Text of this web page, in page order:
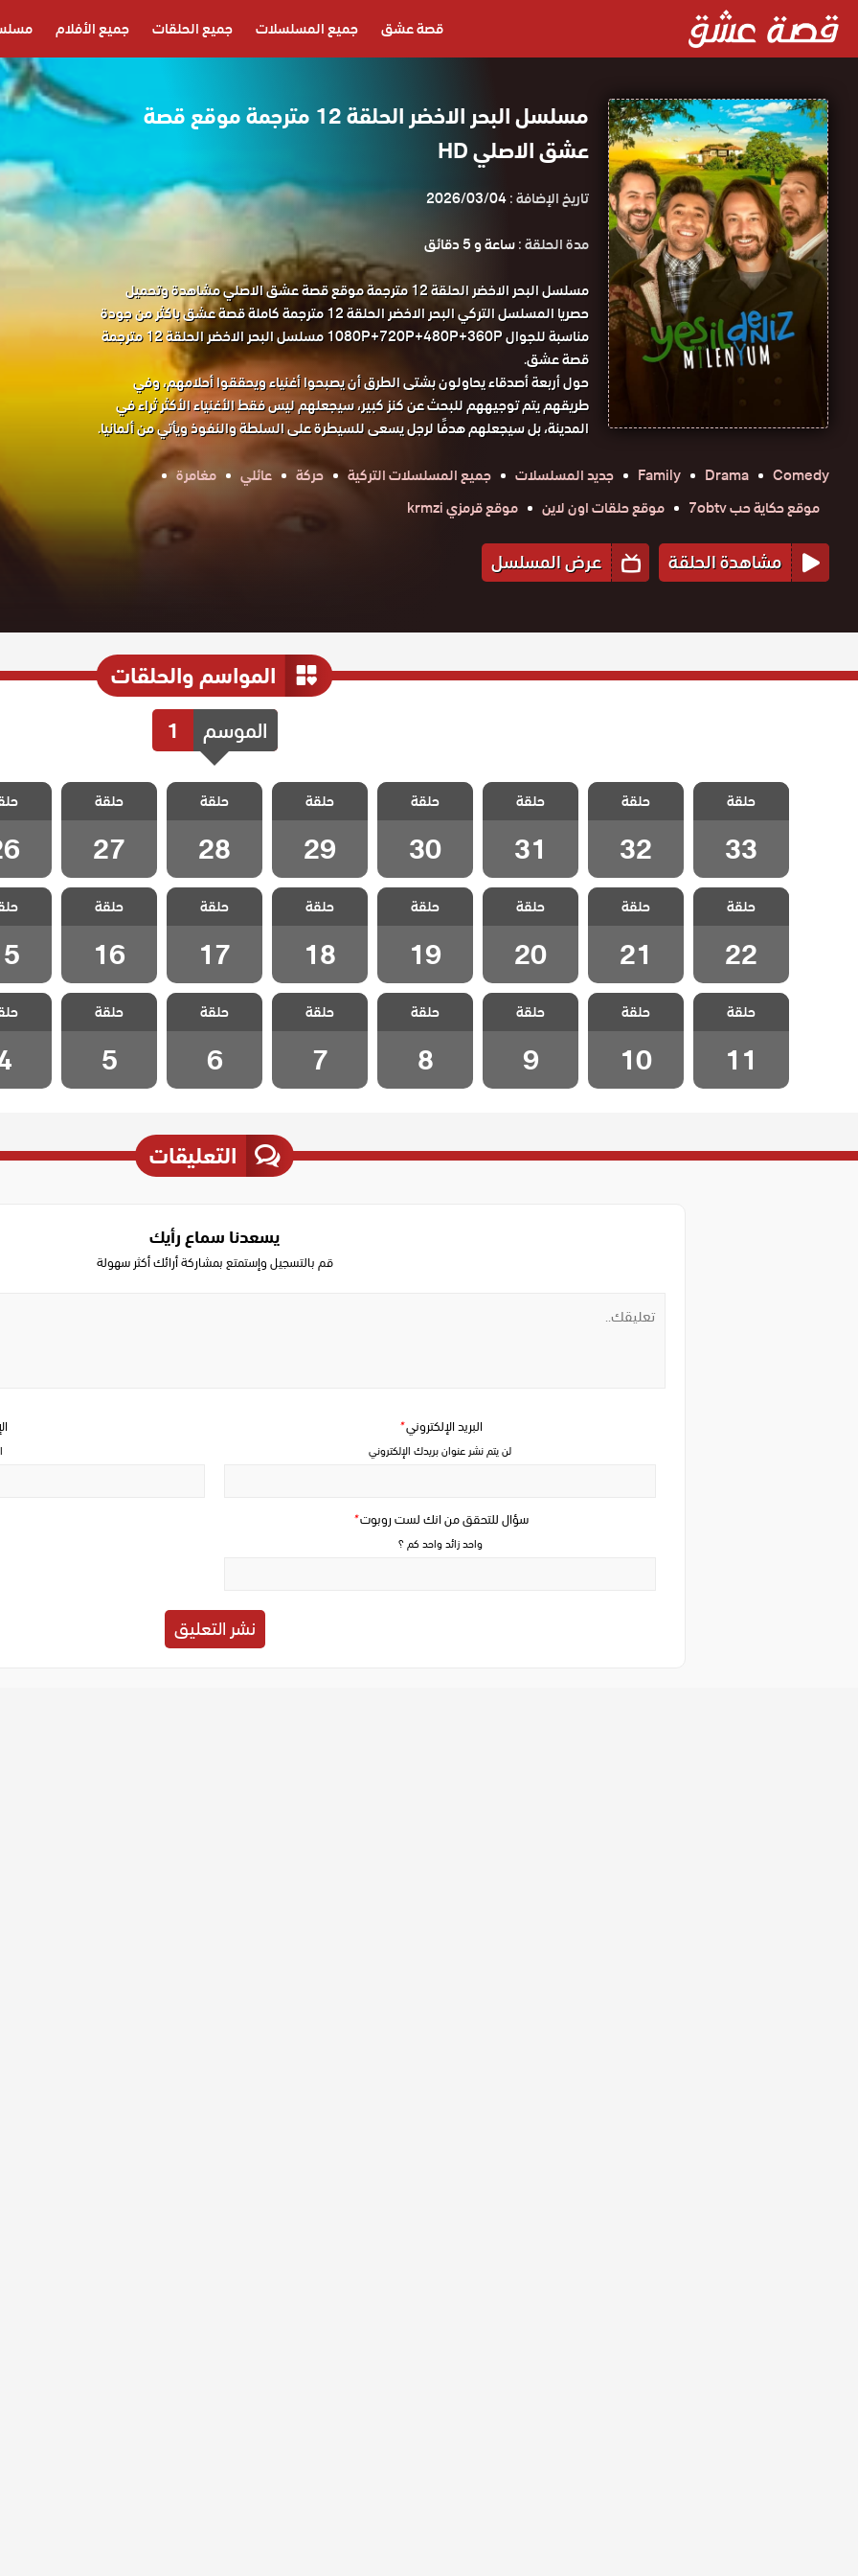
قصة عشق جميع المسلسلات جميع الحلقات جميع الأفلام
مسلسل البحر الاخضر الحلقة 12 مترجمة موقع قصة
عشق الاصلي HD
تاريخ الإضافة :2026/03/04
مدة الحلقة :ساعة و 5 دقائق
مسلسل البحر الاخضر الحلقة 12 مترجمة موقع قصة عشق الاصلي مشاهدة وتحميل
حصريا المسلسل التركي البحر الاخضر الحلقة 12 مترجمة كاملة قصة عشق باكثر من جودة
مناسبة للجوال 1080P+720P+480P+360P مسلسل البحر الاخضر الحلقة 12 مترجمة
قصة عشق.
حول أربعة أصدقاء يحاولون بشتى الطرق أن يصبحوا أغنياء ويحققوا أحلامهم، وفي
طريقهم يتم توجيههم للبحث عن كنز كبير، سيجعلهم ليس فقط الأغنياء الأكثر ثراء في
المدينة، بل سيجعلهم هدفًا لرجل يسعى للسيطرة على السلطة والنفوذ ويأتي من ألمانيا.
Comedy
Drama
Family جديد المسلسلات جميع المسلسلات التركية حركة عائلي
مغامرة
موقع حكاية حب 7obtv
موقع حلقات اون لاين موقع قرمزي krmzi
مشاهدة الحلقة عرض المسلسل
المواسم والحلقات
الموسم 1
مسلسل البحر
الاخضر الحلقة
33 والاخيرة
حلقة
33
مسلسل البحر
الاخضر الحلقة
32
حلقة
32
مسلسل البحر
الاخضر الحلقة
31
حلقة
31
مسلسل البحر
الاخضر الحلقة
30
حلقة
30
مسلسل البحر
الاخضر الحلقة
29
حلقة
29
مسلسل البحر
الاخضر الحلقة
28
حلقة
28
مسلسل البحر
الاخضر الحلقة
27
حلقة
27
مسلسل
مسلسل البحر
الاخضر الحلقة
22
حلقة
22
مسلسل البحر
الاخضر الحلقة
21
حلقة
21
مسلسل البحر
الاخضر الحلقة
20
حلقة
20
مسلسل البحر
الاخضر الحلقة
19
حلقة
19
مسلسل البحر
الاخضر الحلقة
18
حلقة
18
مسلسل البحر
الاخضر الحلقة
17
حلقة
17
مسلسل البحر
الاخضر الحلقة
16
حلقة
16
مسلسل
مسلسل البحر
الاخضر الحلقة
11
حلقة
11
مسلسل البحر
الاخضر الحلقة
10
حلقة
10
مسلسل البحر
الاخضر الحلقة 9
حلقة
9
مسلسل البحر
الاخضر الحلقة 8
حلقة
8
مسلسل البحر
الاخضر الحلقة 7
حلقة
7
مسلسل البحر
الاخضر الحلقة 6
حلقة
6
مسلسل البحر
الاخضر الحلقة 5
حلقة
5
مسلسل
الاخضر
التعليقات
يسعدنا سماع رأيك
قم بالتسجيل وإستمتع بمشاركة أرائك أكثر سهولة
سؤال للتحقق من انك لست روبوت*
واحد زائد واحد كم ؟
البريد الإلكتروني*
لن يتم نشر عنوان بريدك الإلكتروني